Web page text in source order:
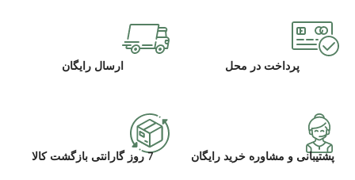
پرداخت در محل ارسال رایگان
پشتیبانی و مشاوره خرید رایگان 7 روز گارانتی بازگشت کالا